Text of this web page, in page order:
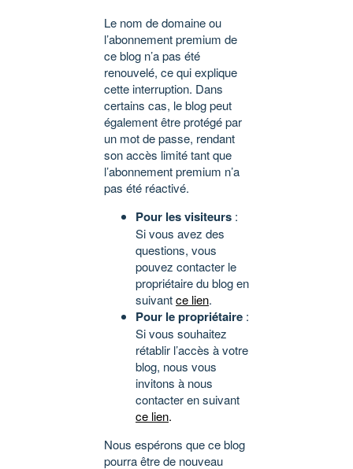
Le nom de domaine ou
l’abonnement premium de
ce blog n’a pas été
renouvelé, ce qui explique
cette interruption. Dans
certains cas, le blog peut
également être protégé par
un mot de passe, rendant
son accès limité tant que
l’abonnement premium n’a
pas été réactivé.
Pour les visiteurs :
Si vous avez des
questions, vous
pouvez contacter le
propriétaire du blog en
suivantce lien.
Pour le propriétaire :
Si vous souhaitez
rétablir l’accès à votre
blog, nous vous
invitons à nous
contacter en suivant
ce lien.
Nous espérons que ce blog
pourra être de nouveau